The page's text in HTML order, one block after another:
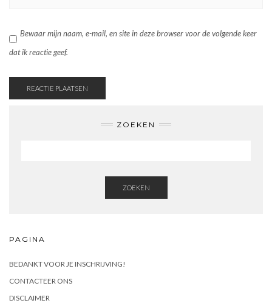
Bewaar mijn naam, e-mail, en site in deze browser voor de volgende keer
dat ik reactie geef.
ZOEKEN
ZOEKEN
PAGINA
BEDANKT VOOR JE INSCHRIJVING!
CONTACTEER ONS
DISCLAIMER